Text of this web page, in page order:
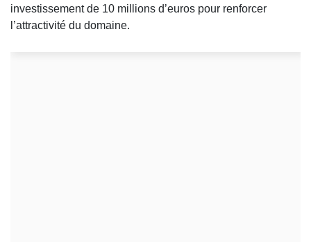
investissement de 10 millions d’euros pour renforcer
l’attractivité du domaine.